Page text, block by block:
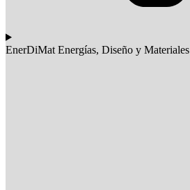
EnerDiMat Energías, Diseño y Materiales